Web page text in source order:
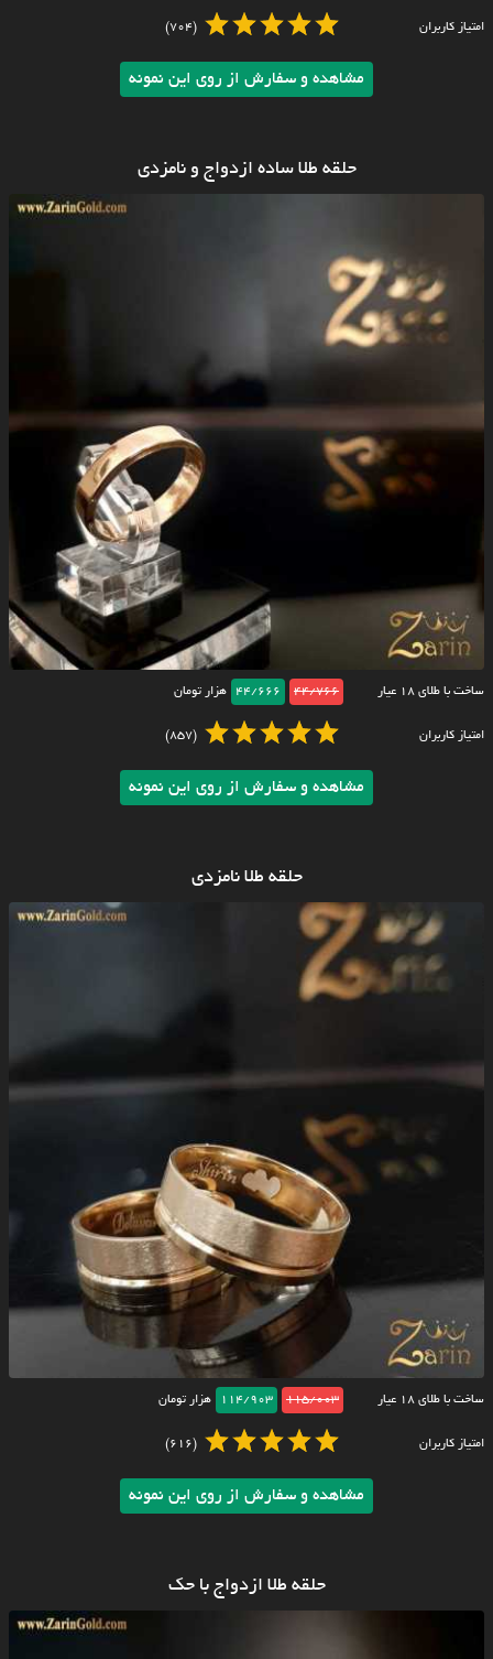
امتیاز کاربران (704)
مشاهده و سفارش از روی این نمونه
حلقه طلا ساده ازدواج و نامزدی
ساخت با طلای ۱۸ عیار 44/766
44/666 هزار تومان
امتیاز کاربران (857)
مشاهده و سفارش از روی این نمونه
حلقه طلا نامزدی
ساخت با طلای ۱۸ عیار 115/003
114/903 هزار تومان
امتیاز کاربران (616)
مشاهده و سفارش از روی این نمونه
حلقه طلا ازدواج با حک